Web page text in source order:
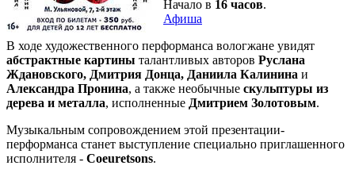
Начало в 16 часов.
Афиша
В ходе художественного перформанса вологжане увидят
абстрактные картины талантливых авторов Руслана
Ждановского, Дмитрия Донца, Даниила Калинина и
Александра Пронина, а также необычные скульптуры из
дерева и металла, исполненные Дмитрием Золотовым.
Музыкальным сопровождением этой презентации-
перформанса станет выступление специально приглашенного
исполнителя - Coeuretsons.